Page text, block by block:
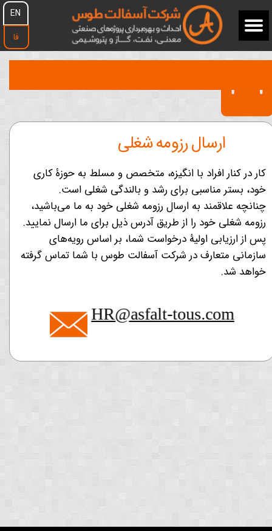
EN
فا
ارسال رزومه شغلی
​​​HR@asfalt-tous.com
کار در کنار افراد با انگیزه، متخصص و مسلط به حوزۀ کاری
خود، بستر مناسبی برای رشد و بالندگی شغلی است.
چنانچه علاقمند به ارسال رزومه شغلی خود به ما می‌باشید،
رزومه شغلی خود را از طریق آدرس ذیل برای ما ارسال نمایید.
پس از ارزیابی اولیۀ درخواست شما، بر اساس رویه‌های
سازمانی متعارف در شرکت آسفالت طوس با شما تماس گرفته
خواهد شد.